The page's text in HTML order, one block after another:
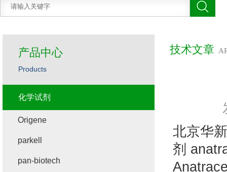
技术文章
北京华
剂
产品中心
Products
化学试剂
Origene
parkell
pan-biotech